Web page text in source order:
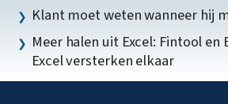
Klant moet weten wanneer hij
Meer halen uit Excel: Fintool en
Excel versterken elkaar